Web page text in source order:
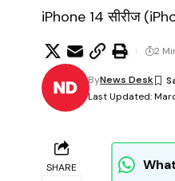
iPhone 14 सीरीज
Last Updated:
ByNews Desk
2
SHARE